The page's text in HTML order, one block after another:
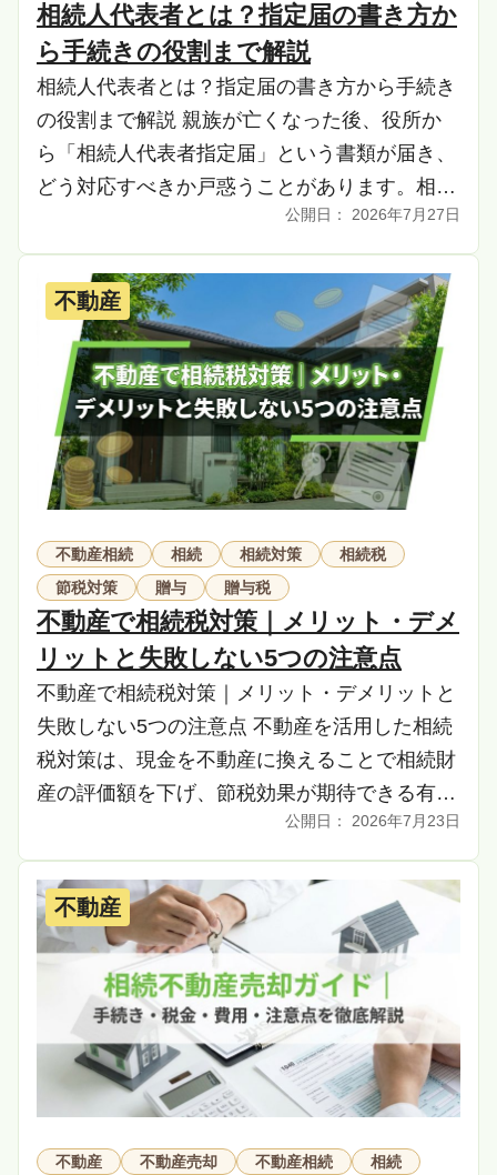
相続人代表者とは？指定届の書き方か
ら手続きの役割まで解説
相続人代表者とは？指定届の書き方から手続き
の役割まで解説 親族が亡くなった後、役所か
ら「相続人代表者指定届」という書類が届き、
どう対応すべきか戸惑うことがあります。相続
人代表者とは、法律で定められた役職ではな
く、相続手続 […]
2026年7月27日
不動産
不動産相続 相続 相続対策
相続税
節税対策
贈与 贈与税
不動産で相続税対策｜メリット・デメ
リットと失敗しない5つの注意点
不動産で相続税対策｜メリット・デメリットと
失敗しない5つの注意点 不動産を活用した相続
税対策は、現金を不動産に換えることで相続財
産の評価額を下げ、節税効果が期待できる有効
な手段です。しかし、その一方で不動産経営に
伴う空室 […]
2026年7月23日
不動産
不動産 不動産売却 不動産相続 相続